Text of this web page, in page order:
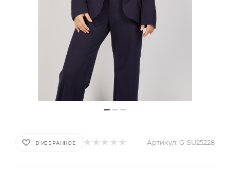
В ИЗБРАННОЕ Артикул: G-SU25228